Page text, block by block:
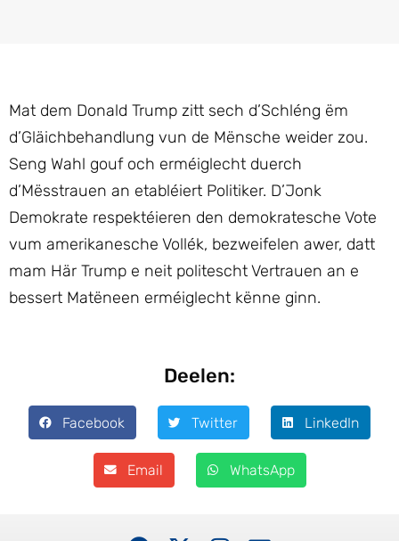
Mat dem Donald Trump zitt sech d’Schléng ëm
d’Gläichbehandlung vun de Mënsche weider zou.
Seng Wahl gouf och erméiglecht duerch
d’Mësstrauen an etabléiert Politiker. D’Jonk
Demokrate respektéieren den demokratesche Vote
vum amerikanesche Vollék, bezweifelen awer, datt
mam Här Trump e neit politescht Vertrauen an e
bessert Matëneen erméiglecht kënne ginn.
Deelen:
Facebook Twitter LinkedIn
Email WhatsApp